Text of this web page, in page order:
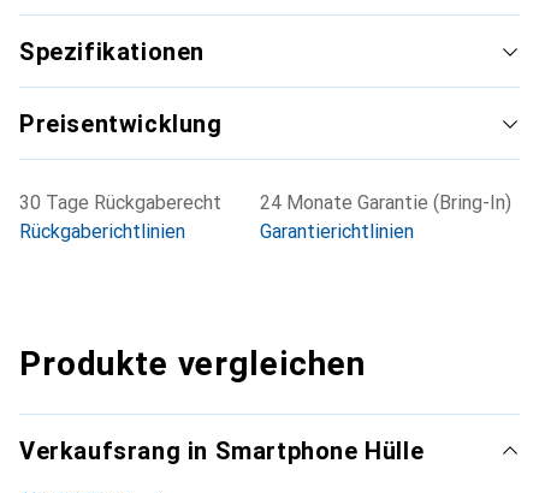
für den anspruchsvollen Kunden.
Spezifikationen
Preisentwicklung
30 Tage Rückgaberecht
Rückgaberichtlinien
24 Monate Garantie (Bring-In)
Garantierichtlinien
Produkte vergleichen
Verkaufsrang in Smartphone Hülle